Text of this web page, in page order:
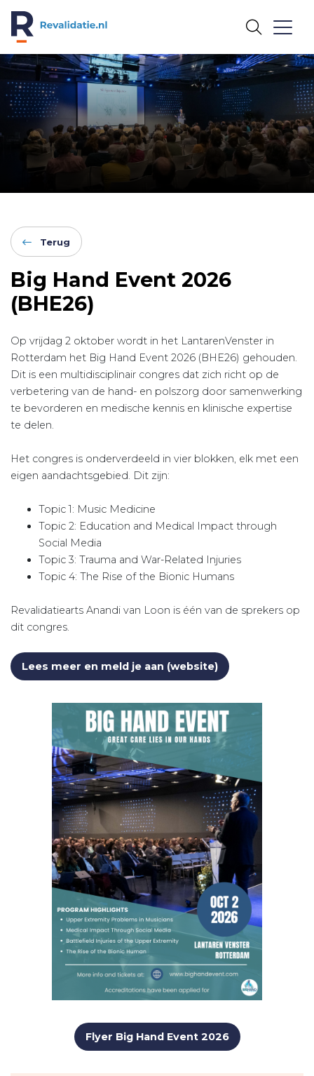
REVALIDATIE.NL
Terug
Big Hand Event 2026
(BHE26)
Op vrijdag 2 oktober wordt in het LantarenVenster in
Rotterdam het Big Hand Event 2026 (BHE26) gehouden.
Dit is een multidisciplinair congres dat zich richt op de
verbetering van de hand- en polszorg door samenwerking
te bevorderen en medische kennis en klinische expertise
te delen.
Het congres is onderverdeeld in vier blokken, elk met een
eigen aandachtsgebied. Dit zijn:
Topic 1: Music Medicine
Topic 2: Education and Medical Impact through
Social Media
Topic 3: Trauma and War-Related Injuries
Topic 4: The Rise of the Bionic Humans
Revalidatiearts Anandi van Loon is één van de sprekers op
dit congres.
Lees meer en meld je aan (website)
Flyer Big Hand Event 2026